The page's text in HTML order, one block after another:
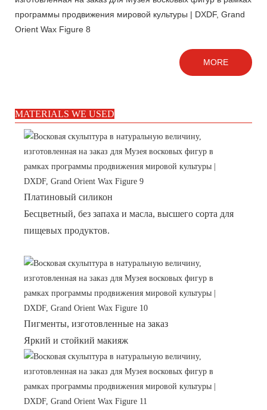
MORE
MATERIALS WE USED
Платиновый силикон
Бесцветный, без запаха и масла, высшего сорта для
пищевых продуктов.
Пигменты, изготовленные на заказ
Яркий и стойкий макияж